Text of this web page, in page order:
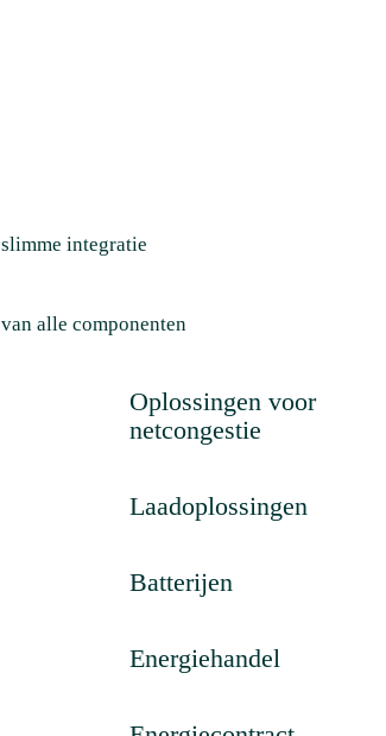
slimme integratie
van alle componenten
Oplossingen voor
netcongestie
Laadoplossingen
Batterijen
Energiehandel